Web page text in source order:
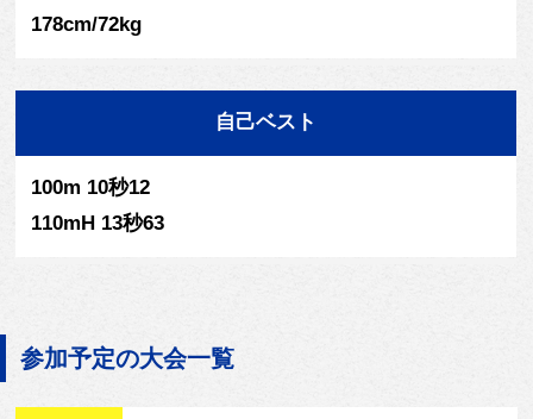
178cm/72kg
自己ベスト
100m 10秒12
110mH 13秒63
参加予定の大会一覧